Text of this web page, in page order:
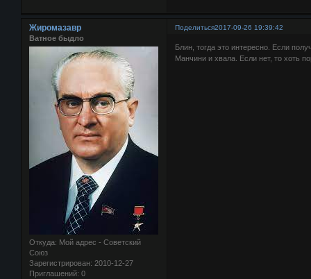
Поделиться2017-09-26 19:39:42
Жиромазавр
Ватное быдло
Откуда: Мой адрес - Советский
Союз
Зарегистрирован: 2010-12-27
Приглашений: 0
Блин, тогда это интересно. Если
Манчини и хвала. Если нет, то хоть